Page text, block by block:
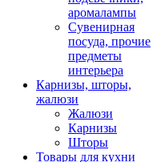
аромалампы
Сувенирная
посуда, прочие
предметы
интерьера
Карнизы, шторы,
жалюзи
Жалюзи
Карнизы
Шторы
Товары для кухни